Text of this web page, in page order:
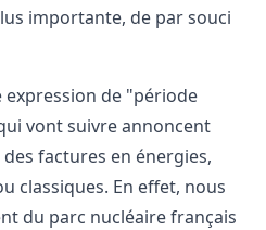
importante, de par souci
expression de "période
vont suivre annoncent
factures en énergies,
classiques. En effet, nous
du parc nucléaire français